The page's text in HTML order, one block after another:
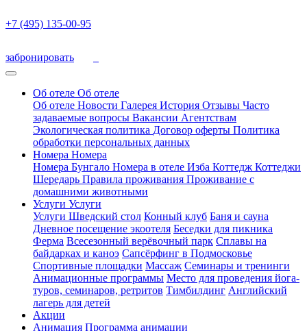
+7 (495) 135-00-95
забронировать
Об отеле Об отеле
Об отеле Новости Галерея История Отзывы Часто
задаваемые вопросы Вакансии Агентствам
Экологическая политика Договор оферты Политика
обработки персональных данных
Номера Номера
Номера Бунгало Номера в отеле Изба Коттедж Коттеджи
Шередарь Правила проживания Проживание с
домашними животными
Услуги Услуги
Услуги Шведский стол Конный клуб Баня и сауна
Дневное посещение экоотеля Беседки для пикника
Ферма Всесезонный верёвочный парк Сплавы на
байдарках и каноэ Сапсёрфинг в Подмосковье
Спортивные площадки Массаж Семинары и тренинги
Анимационные программы Место для проведения йога-
туров, семинаров, ретритов Тимбилдинг Английский
лагерь для детей
Акции
Анимация Программа анимации